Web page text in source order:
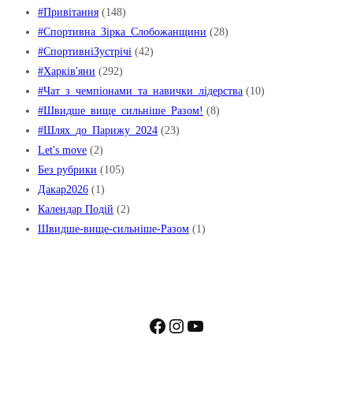
#Привітання (148)
#Спортивна_Зірка_Слобожанщини (28)
#СпортивніЗустрічі (42)
#Харків'яни (292)
#Чат_з_чемпіонами_та_навички_лідерства (10)
#Швидше_вище_сильніше_Pазом! (8)
#Шлях_до_Парижу_2024 (23)
Let's move (2)
Без рубрики (105)
Дакар2026 (1)
Календар Подій (2)
Швидше-вище-сильніше-Разом (1)
Facebook
Instagram
YouTube